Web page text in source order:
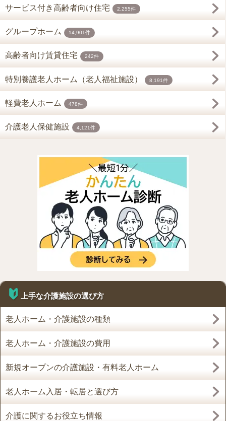
サービス付き高齢者向け住宅 2,255件
グループホーム 14,901件
高齢者向け賃貸住宅 242件
特別養護老人ホーム（老人福祉施設） 8,191件
軽費老人ホーム 478件
介護老人保健施設 4,121件
上手な介護施設の選び方
老人ホーム・介護施設の種類
老人ホーム・介護施設の費用
新規オープンの介護施設・有料老人ホーム
老人ホーム入居・転居と選び方
介護に関するお役立ち情報